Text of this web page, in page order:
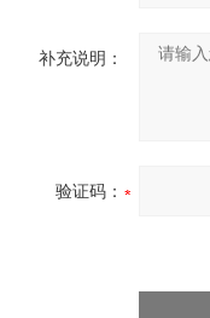
补充说明：
验证码：